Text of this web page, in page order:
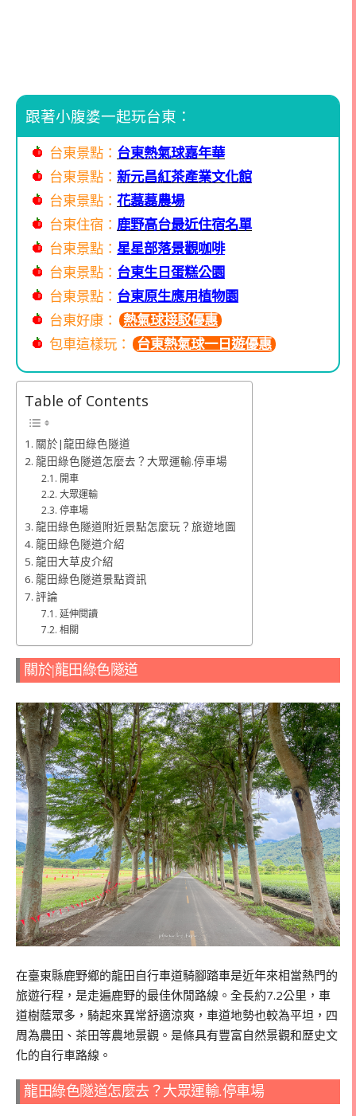
跟著小腹婆一起玩台東：
台東景點： 台東熱氣球嘉年華
台東景點： 新元昌紅茶產業文化館
台東景點： 花藞藞農場
台東住宿： 鹿野高台最近住宿名單
台東景點： 星星部落景觀咖啡
台東景點： 台東生日蛋糕公園
台東景點： 台東原生應用植物園
台東好康：
熱氣球接駁優惠
包車這樣玩：
台東熱氣球一日遊優惠
Table of Contents
關於|龍田綠色隧道
龍田綠色隧道怎麼去？大眾運輸.停車場
開車
大眾運輸
停車場
龍田綠色隧道附近景點怎麼玩？旅遊地圖
龍田綠色隧道介紹
龍田大草皮介紹
龍田綠色隧道景點資訊
評論
延伸閱讀
相關
關於|龍田綠色隧道
在臺東縣鹿野鄉的龍田自行車道騎腳踏車是近年來相當熱門的
旅遊行程，是走遍鹿野的最佳休閒路線。全長約7.2公里，車
道樹蔭眾多，騎起來異常舒適涼爽，車道地勢也較為平坦，四
周為農田、茶田等農地景觀。是條具有豐富自然景觀和歷史文
化的自行車路線。
龍田綠色隧道怎麼去？大眾運輸.停車場